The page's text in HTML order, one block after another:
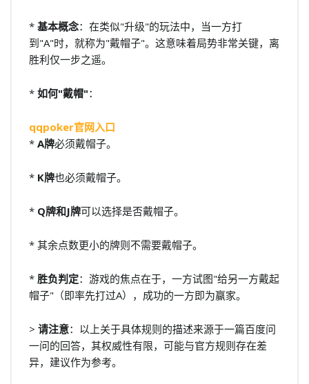
* 基本概念：在类似"升级"的玩法中，当一方打
到"A"时，就称为"戴帽子"。这意味着局势非常关键，离
胜利仅一步之遥。
* 如何"戴帽"：
qqpoker官网入口
* A牌必须戴帽子。
* K牌也必须戴帽子。
* Q牌和J牌可以选择是否戴帽子。
* 其余点数更小的牌则不需要戴帽子。
* 胜负判定：游戏的焦点在于，一方试图"给另一方戴起
帽子"（即率先打过A），成功的一方即为赢家。
> 请注意：以上关于具体规则的描述来源于一篇百度问
一问的回答，其权威性有限，可能与官方规则存在差
异，建议作为参考。